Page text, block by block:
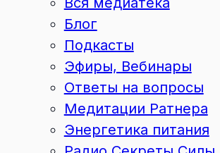
Блог
Подкасты
Эфиры, Вебинары
Ответы на вопросы
Медитации Ратнера
Энергетика питания